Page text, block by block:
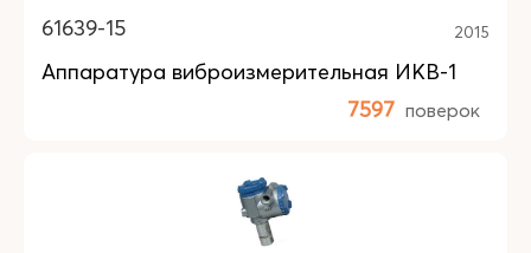
61639-15 2015
Аппаратура виброизмерительная ИКВ-1
7597 поверок